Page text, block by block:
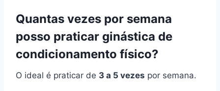
Quantas vezes por semana
posso praticar ginástica de
condicionamento físico?
O ideal é praticar de 3 a 5 vezes por semana.